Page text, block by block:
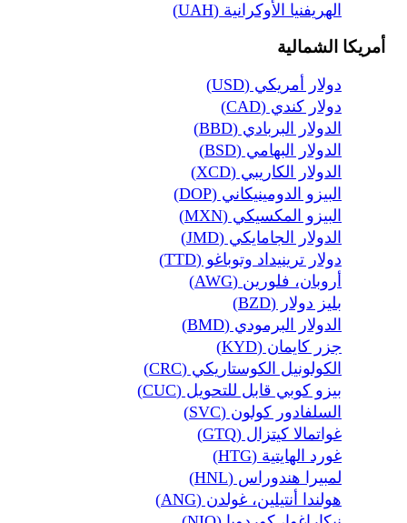
الهريفنيا الأوكرانية (UAH)
أمريكا الشمالية
دولار أمريكي (USD)
دولار كندي (CAD)
الدولار البربادي (BBD)
الدولار البهامي (BSD)
الدولار الكاريبي (XCD)
البيزو الدومينيكاني (DOP)
البيزو المكسيكي (MXN)
الدولار الجامايكي (JMD)
دولار ترينيداد وتوباغو (TTD)
أروبان، فلورين (AWG)
بليز دولار (BZD)
الدولار البرمودي (BMD)
جزر كايمان (KYD)
الكولونيل الكوستاريكي (CRC)
بيزو كوبي قابل للتحويل (CUC)
السلفادور كولون (SVC)
غواتمالا كيتزال (GTQ)
غورد الهايتية (HTG)
لمبيرا هندوراس (HNL)
هولندا أنتيلين، غولدن (ANG)